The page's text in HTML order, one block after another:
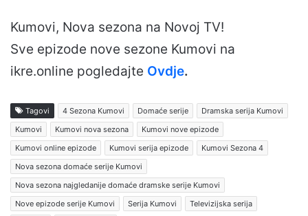
Kumovi, Nova sezona na Novoj TV!
Sve epizode nove sezone Kumovi na
ikre.online pogledajte Ovdje.
Tagovi 4 Sezona Kumovi Domaće serije
Dramska serija Kumovi
Kumovi
Kumovi nova sezona
Kumovi nove epizode
Kumovi online epizode
Kumovi serija epizode
Kumovi Sezona 4
Nova sezona domaće serije Kumovi
Nova sezona najgledanije domaće dramske serije Kumovi
Nove epizode serije Kumovi
Serija Kumovi
Televizijska serija